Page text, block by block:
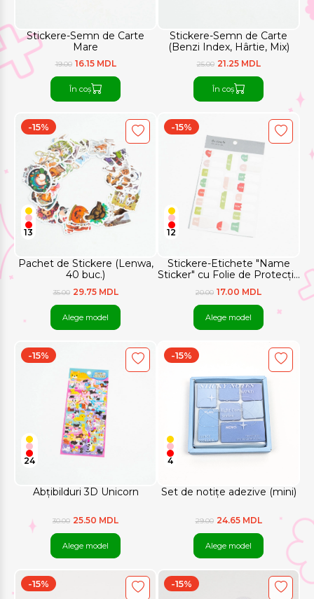
Stickere-Semn de Carte
Mare
19.00 16.15 MDL
În coș
Stickere-Semn de Carte
(Benzi Index, Hârtie, Mix)
25.00 21.25 MDL
În coș
Pachet de Stickere (Lenwa,
40 buc.)
-15%
13
35.00 29.75 MDL
Alege model
Stickere-Etichete "Name
Sticker" cu Folie de Protecție
(Mix)
-15%
12
20.00 17.00 MDL
Alege model
Abțibilduri 3D Unicorn
-15%
24
30.00 25.50 MDL
Alege model
Set de notițe adezive (mini)
-15%
4
29.00 24.65 MDL
Alege model
-15% -15%